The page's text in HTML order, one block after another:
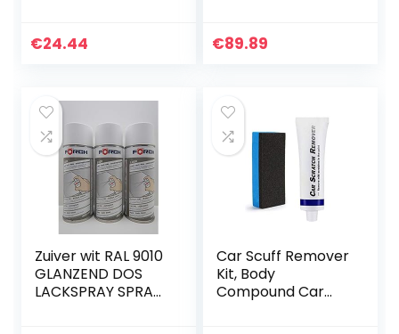
ml
€24.44
kras- en slagvast
€89.89
Zuiver wit RAL 9010
GLANZEND DOS
LACKSPRAY SPRAY
Car Scuff Remover
Kit, Body
Compound Car